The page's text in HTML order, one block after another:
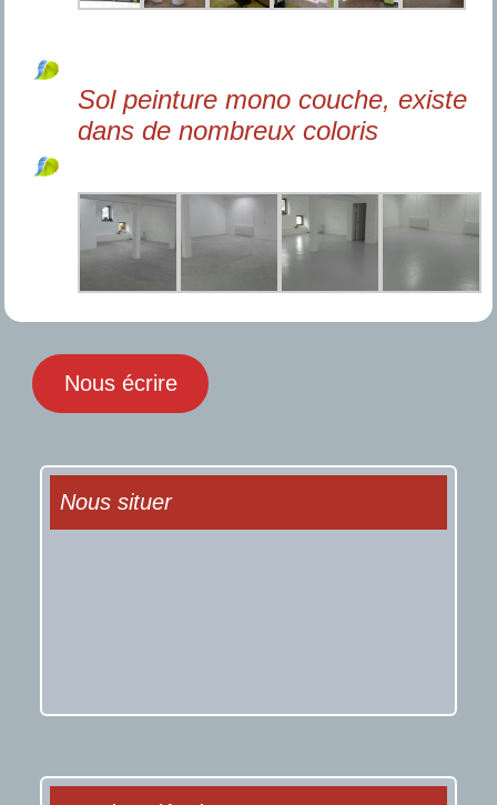
Sol peinture mono couche, existe
dans de nombreux coloris
Nous écrire
Nous situer